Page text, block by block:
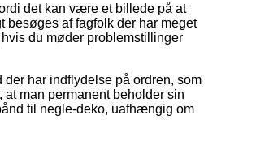
det kan være et billede på at
af fagfolk der har meget
du møder problemstillinger
har indflydelse på ordren, som
man permanent beholder sin
til negle-deko, uafhængig om